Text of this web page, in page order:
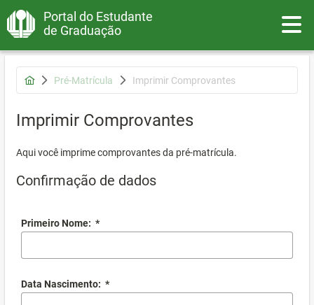
Portal do Estudante
de Graduação
Pré-Matrícula Imprimir Comprovantes
Imprimir Comprovantes
Aqui você imprime comprovantes da pré-matrícula.
Confirmação de dados
Primeiro Nome: *
Data Nascimento: *